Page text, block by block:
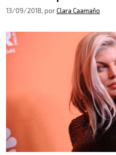
13/09/2018, porClara Caamaño